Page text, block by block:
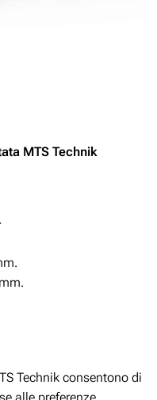
MTS Technik
mm.
Technik consentono di